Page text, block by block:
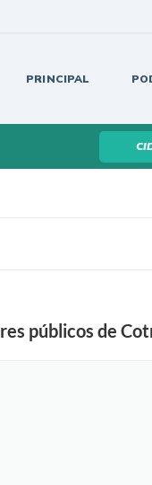
PRINCIPAL
públicos de